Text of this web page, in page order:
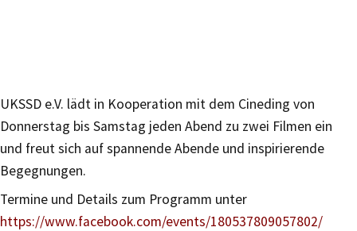
UKSSD e.V. lädt in Kooperation mit dem Cineding von
Donnerstag bis Samstag jeden Abend zu zwei Filmen ein
und freut sich auf spannende Abende und inspirierende
Begegnungen.
Termine und Details zum Programm unter
https://www.facebook.com/events/180537809057802/